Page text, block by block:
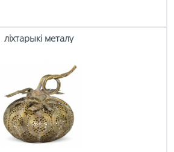
ліхтарыкі металу